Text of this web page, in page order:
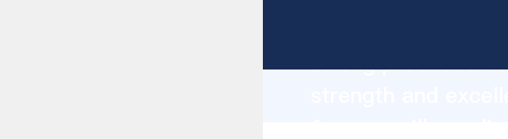
strong production